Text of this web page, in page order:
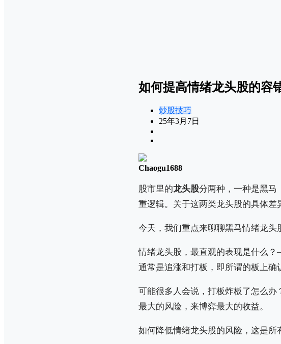
如何提高情绪龙头股的容
炒股技巧
25年3月7日
Chaogu1688
股市里的龙头股分两种，一种是黑马
重逻辑。关于这两类龙头股的具体差
今天，我们重点来聊聊黑马情绪龙头
情绪龙头股，最直观的表现是什么
通常是追涨和打板，即所谓的板上确
可能很多人会说，打板炸板了怎么
最大的风险，来博弈最大的收益。
如何降低情绪龙头股的风险，这是所